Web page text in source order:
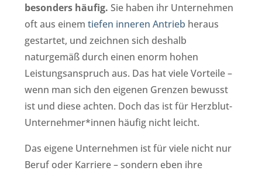
besonders häufig.Sie haben ihr Unternehmen
oft aus einemtiefen inneren Antrieb heraus
gestartet, und zeichnen sich deshalb
naturgemäß durch einen enorm hohen
Leistungsanspruch aus. Das hat viele Vorteile –
wenn man sich den eigenen Grenzen bewusst
ist und diese achten. Doch das ist für Herzblut-
Unternehmer*innen häufig nicht leicht.
Das eigene Unternehmen ist für viele nicht nur
Beruf oder Karriere – sondern eben ihre